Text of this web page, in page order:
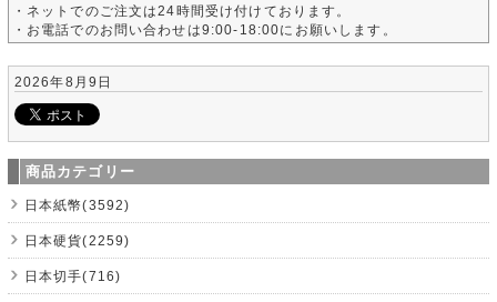
・ネットでのご注文は24時間受け付けております。
・お電話でのお問い合わせは9:00-18:00にお願いします。
2026年8月9日
商品カテゴリー
日本紙幣(3592)
日本硬貨(2259)
日本切手(716)